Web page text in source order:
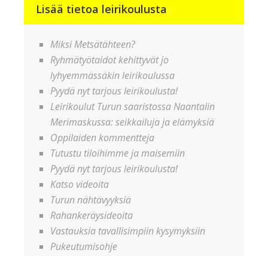
Lisää tietoa leirikoulusta
Miksi Metsätähteen?
Ryhmätyötaidot kehittyvät jo
lyhyemmässäkin leirikoulussa
Pyydä nyt tarjous leirikoulusta!
Leirikoulut Turun saaristossa Naantalin
Merimaskussa: seikkailuja ja elämyksiä
Oppilaiden kommentteja
Tutustu tiloihimme ja maisemiin
Pyydä nyt tarjous leirikoulusta!
Katso videoita
Turun nähtävyyksiä
Rahankeräysideoita
Vastauksia tavallisimpiin kysymyksiin
Pukeutumisohje